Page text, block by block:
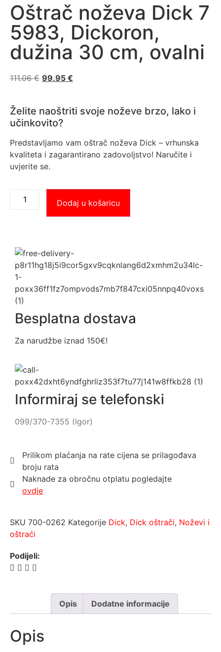
Oštrač noževa Dick 7
5983, Dickoron,
dužina 30 cm, ovalni
111.06€ 99.95 €
Želite naoštriti svoje noževe brzo, lako i
učinkovito?
Predstavljamo vam oštrač noževa Dick – vrhunska
kvaliteta i zagarantirano zadovoljstvo! Naručite i
uvjerite se.
Dodaj u košaricu
Besplatna dostava
Za narudžbe iznad 150€!
Informiraj se telefonski
099/370-7355 (Igor)
Prilikom plaćanja na rate cijena se prilagođava
broju rata
Naknade za obročnu otplatu pogledajte
ovdje
SKU 700-0262 Kategorije Dick, Dick oštrači, Noževi i
oštraći
Podijeli:
Opis Dodatne informacije
Opis